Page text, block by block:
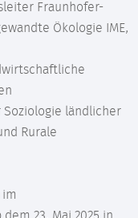
Fraunhofer-
Ökologie IME,
Soziologie ländlicher
Rurale